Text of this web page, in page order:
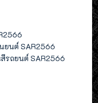
ยนต์ SAR2566
รถยนต์ SAR2566